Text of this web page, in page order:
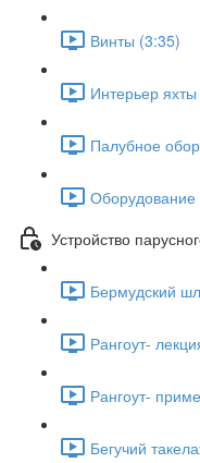
Винты (3:35)
Интерьер
Палубное
Устройство
Бермудский
Рангоут-
Рангоут-
Бегучий